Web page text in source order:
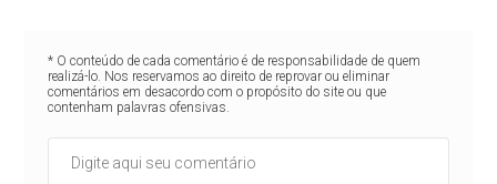
* O conteúdo de cada comentário é de responsabilidade de quem
realizá-lo. Nos reservamos ao direito de reprovar ou eliminar
comentários em desacordo com o propósito do site ou que
contenham palavras ofensivas.